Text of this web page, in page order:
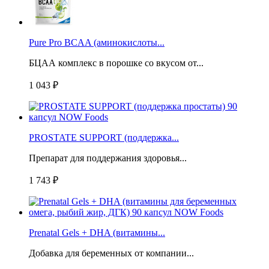
Pure Pro BCAA (аминокислоты...
БЦАА комплекс в порошке со вкусом от...
1 043 ₽
PROSTATE SUPPORT (поддержка...
Препарат для поддержания здоровья...
1 743 ₽
Prenatal Gels + DHA (витамины...
Добавка для беременных от компании...